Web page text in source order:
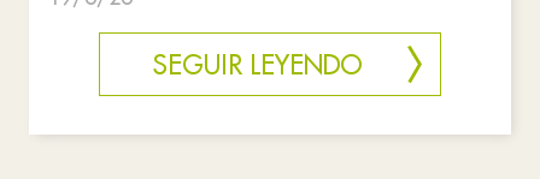
SEGUIR LEYENDO